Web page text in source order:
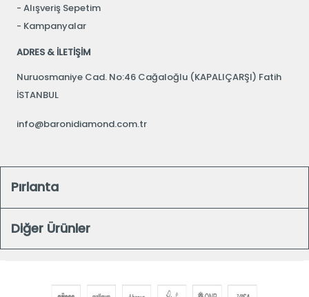
Alışveriş Sepetim
Kampanyalar
ADRES & İLETİŞİM
Nuruosmaniye Cad. No:46 Cağaloğlu (KAPALIÇARŞI) Fatih
İSTANBUL
info@baronidiamond.com.tr
Pırlanta
Diğer Ürünler